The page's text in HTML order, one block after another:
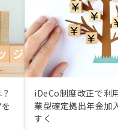
iDeCo制度改正で利
業型確定拠出年金加
すく